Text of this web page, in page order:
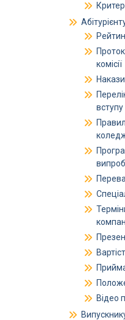
комісії
вступу
Відео